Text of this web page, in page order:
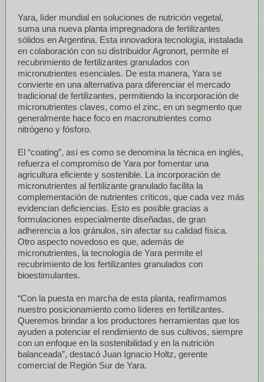
Yara, líder mundial en soluciones de nutrición vegetal,
suma una nueva planta impregnadora de fertilizantes
sólidos en Argentina. Esta innovadora tecnología, instalada
en colaboración con su distribuidor Agronort, permite el
recubrimiento de fertilizantes granulados con
micronutrientes esenciales. De esta manera, Yara se
convierte en una alternativa para diferenciar el mercado
tradicional de fertilizantes, permitiendo la incorporación de
micronutrientes claves, como el zinc, en un segmento que
generalmente hace foco en macronutrientes como
nitrógeno y fósforo.
El “coating”, así es como se denomina la técnica en inglés,
refuerza el compromiso de Yara por fomentar una
agricultura eficiente y sostenible. La incorporación de
micronutrientes al fertilizante granulado facilita la
complementación de nutrientes críticos, que cada vez más
evidencian deficiencias. Esto es posible gracias a
formulaciones especialmente diseñadas, de gran
adherencia a los gránulos, sin afectar su calidad física.
Otro aspecto novedoso es que, además de
micronutrientes, la tecnología de Yara permite el
recubrimiento de los fertilizantes granulados con
bioestimulantes.
“Con la puesta en marcha de esta planta, reafirmamos
nuestro posicionamiento como líderes en fertilizantes.
Queremos brindar a los productores herramientas que los
ayuden a potenciar el rendimiento de sus cultivos, siempre
con un enfoque en la sostenibilidad y en la nutrición
balanceada”, destacó Juan Ignacio Holtz, gerente
comercial de Región Sur de Yara.